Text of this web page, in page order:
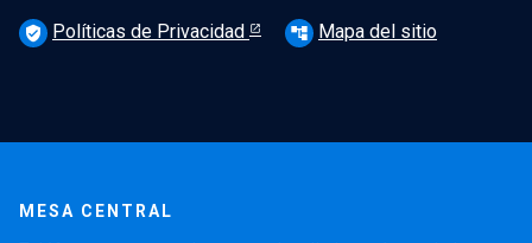
verified_user Políticas de Privacidad account_tree Mapa del sitio
MESA CENTRAL